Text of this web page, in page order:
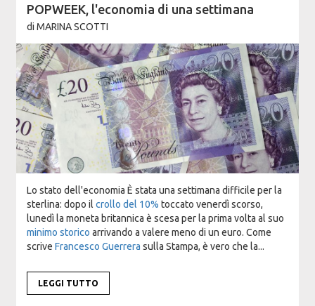
POPWEEK, l'economia di una settimana
di MARINA SCOTTI
Lo stato dell'economia È stata una settimana difficile per la
sterlina: dopo il crollo del 10% toccato venerdì scorso,
lunedì la moneta britannica è scesa per la prima volta al suo
minimo storico arrivando a valere meno di un euro. Come
scrive Francesco Guerrera sulla Stampa, è vero che la...
LEGGI TUTTO